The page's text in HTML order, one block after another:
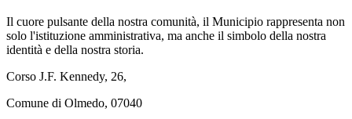
Il cuore pulsante della nostra comunità, il Municipio rappresenta non
solo l'istituzione amministrativa, ma anche il simbolo della nostra
identità e della nostra storia.
Corso J.F. Kennedy, 26,
Comune di Olmedo, 07040